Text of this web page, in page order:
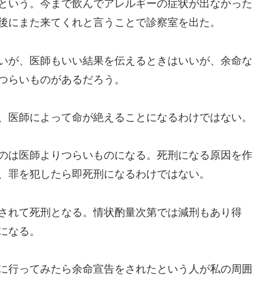
う。今まで飲んでアレルギーの症状が出なかった
また来てくれと言うことで診察室を出た。
、医師もいい結果を伝えるときはいいが、余命な
らいものがあるだろう。
師によって命が絶えることになるわけではない。
医師よりつらいものになる。死刑になる原因を作
を犯したら即死刑になるわけではない。
て死刑となる。情状酌量次第では減刑もあり得
なる。
ってみたら余命宣告をされたという人が私の周囲